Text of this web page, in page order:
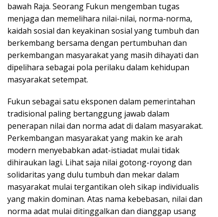
bawah Raja. Seorang Fukun mengemban tugas
menjaga dan memelihara nilai-nilai, norma-norma,
kaidah sosial dan keyakinan sosial yang tumbuh dan
berkembang bersama dengan pertumbuhan dan
perkembangan masyarakat yang masih dihayati dan
dipelihara sebagai pola perilaku dalam kehidupan
masyarakat setempat.
Fukun sebagai satu eksponen dalam pemerintahan
tradisional paling bertanggung jawab dalam
penerapan nilai dan norma adat di dalam masyarakat.
Perkembangan masyarakat yang makin ke arah
modern menyebabkan adat-istiadat mulai tidak
dihiraukan lagi. Lihat saja nilai gotong-royong dan
solidaritas yang dulu tumbuh dan mekar dalam
masyarakat mulai tergantikan oleh sikap individualis
yang makin dominan. Atas nama kebebasan, nilai dan
norma adat mulai ditinggalkan dan dianggap usang